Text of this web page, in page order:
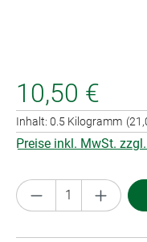
10,50 €
Inhalt: 0.5 Kilogramm
Preise inkl. MwSt.
Produkt Anzahl: